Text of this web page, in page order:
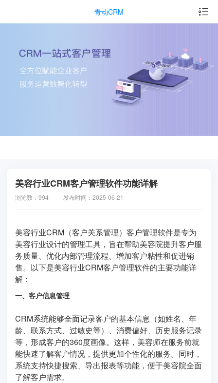
青动CRM
美容行业CRM客户管理软件功能详解
浏览数：994 发布时间：2025-06-21
美容行业CRM（客户关系管理）客户管理软件是专为
美容行业设计的管理工具，旨在帮助美容院提升客户服
务质量、优化内部管理流程、增加客户粘性和促进销
售。以下是美容行业CRM客户管理软件的主要功能详
解：
一、客户信息管理
CRM系统能够全面记录客户的基本信息（如姓名、年
龄、联系方式、过敏史等）、消费偏好、历史服务记录
等，形成客户的360度画像。这样，美容师在服务前就
能快速了解客户情况，提供更加个性化的服务。同时，
系统支持快捷搜索、导出报表等功能，便于美容院全面
了解客户需求。